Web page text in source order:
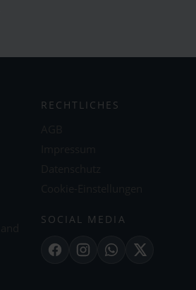
RECHTLICHES
SOCIAL MEDIA
FacebookInstagramWhatsApp
X